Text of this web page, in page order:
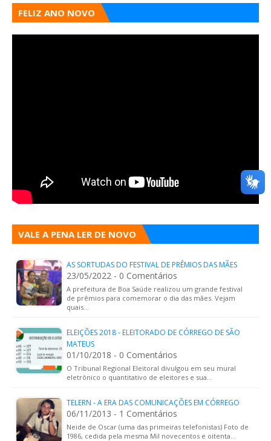
FELIZ ANO NOVO
VALE A PENA LER DE NOVO
AS SORTUDAS DO FESTIVAL DE PRÊMIOS DAS MÃES
23/05/2022 - 0 Comentários
A prefeitura de Boa Saúde realizou um grande festival
de prêmios para comemorar o dia das mães. Vejam
quais…
ELEIÇÕES 2018 - ELEITORADO DE CÓRREGO DE SÃO
MATEUS
01/10/2018 - 0 Comentários
O Tribunal Regional Eleitoral divulgou em seu mural
eletrônico o quantitativo de eleitores e sua…
TELERN - A ERA DAS COMUNICAÇÕES EM CÓRREGO
06/11/2013 - 1 Comentários
Neide de Oscar (uma das primeiras telefonistas) Foto de
1986, cedida pela mesma Mil novecentos e oitenta…